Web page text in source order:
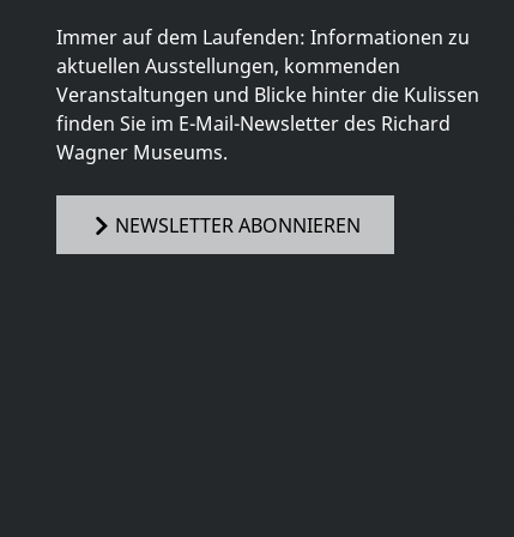
Immer auf dem Laufenden: Informationen zu
aktuellen Ausstellungen, kommenden
Veranstaltungen und Blicke hinter die Kulissen
finden Sie im E-Mail-Newsletter des Richard
Wagner Museums.
NEWSLETTER ABONNIEREN